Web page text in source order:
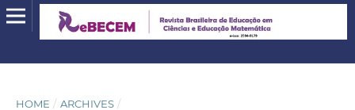
HOME / ARCHIVES /